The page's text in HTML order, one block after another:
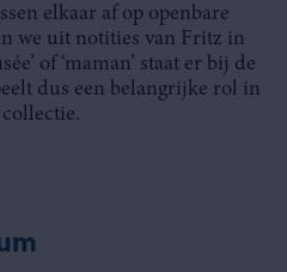
elkaar af op openbare
we uit notities van Fritz in
of ‘maman’ staat er bij de
dus een belangrijke rol in